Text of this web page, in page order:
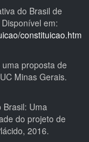
do Brasil de
em:
constituicao.htm
proposta de
Minas Gerais.
Brasil: Uma
do projeto de
2016.